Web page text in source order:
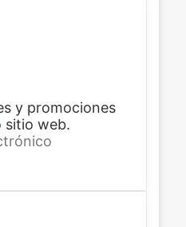
y promociones
sitio web.